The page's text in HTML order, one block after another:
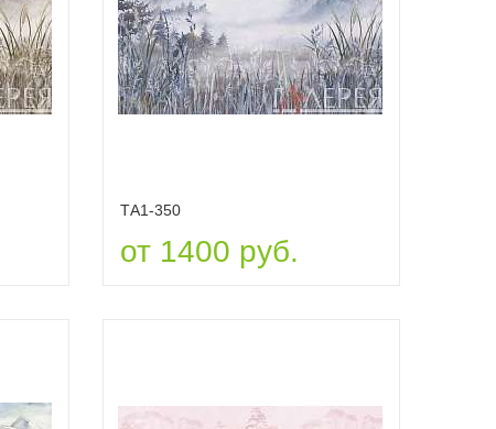
ТА1-350
от 1400 руб.